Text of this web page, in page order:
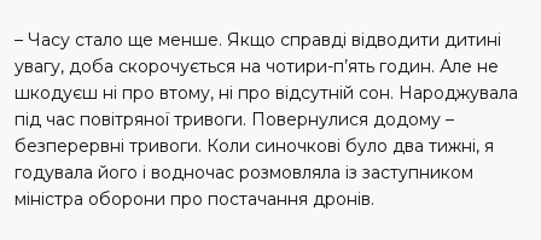
– Часу стало ще менше. Якщо справді відводити дитині
увагу, доба скорочується на чотири-п’ять годин. Але не
шкодуєш ні про втому, ні про відсутній сон. Народжувала
під час повітряної тривоги. Повернулися додому –
безперервні тривоги. Коли синочкові було два тижні, я
годувала його і водночас розмовляла із заступником
міністра оборони про постачання дронів.